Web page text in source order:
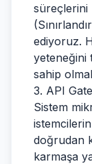
süreçlerini
ediyoruz.
yeteneğini
sahip
3. API
Sistem
doğrudan
karmaşa